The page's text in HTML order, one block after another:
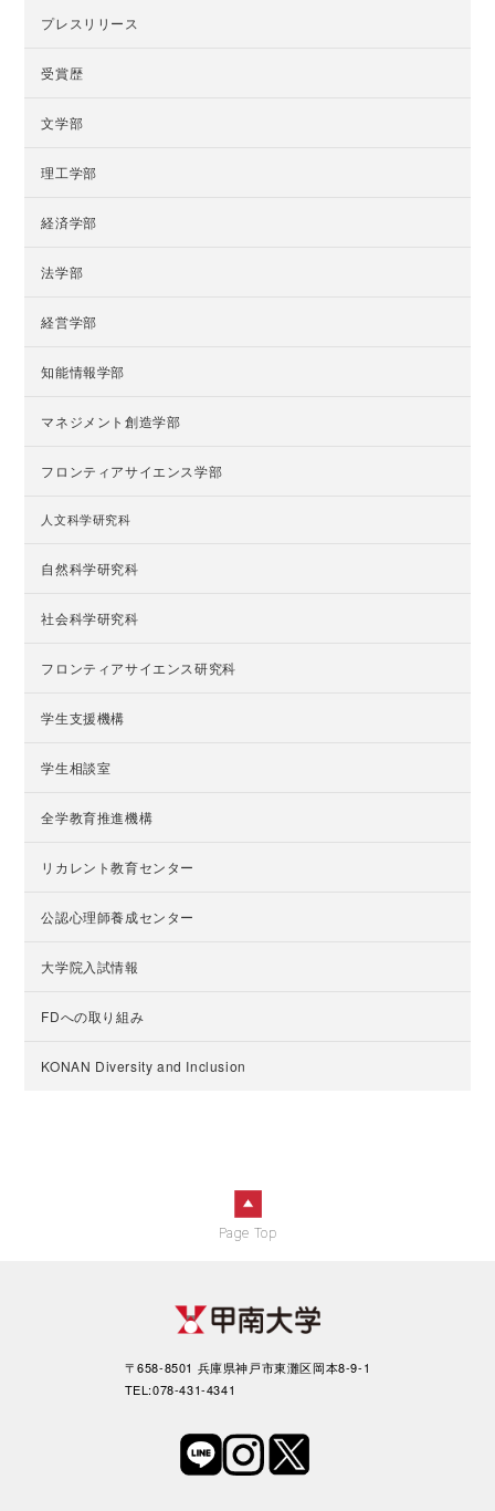
プレスリリース
受賞歴
文学部
理工学部
経済学部
法学部
経営学部
知能情報学部
マネジメント創造学部
フロンティアサイエンス学部
人文科学研究科
自然科学研究科
社会科学研究科
フロンティアサイエンス研究科
学生支援機構
学生相談室
全学教育推進機構
リカレント教育センター
公認心理師養成センター
大学院入試情報
FDへの取り組み
KONAN Diversity and Inclusion
Page Top
〒658-8501 兵庫県神戸市東灘区岡本8-9-1
TEL:078-431-4341